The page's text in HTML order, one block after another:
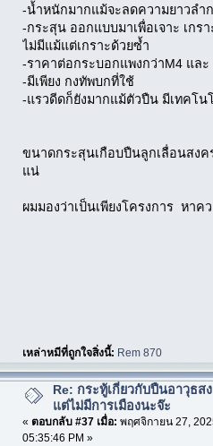
-น้ำหนักมากแม้จะลดความยาวลำ
-กระสุน ออกแบบมาเพื่อเจาะ เก
ไม่มีแม้แต่เกราะด้วยซ้ำ
-ราคาต่อกระบอกแพงกว่าM4 แล
-มีเพียง กงทัพบกที่ใช้
-แรวดีดก็ยังมากแม้ตัวปืน มีเทคโน
ขนาดกระสุนเกือบปืนลูกเลื่อนสง
แน่
ผมมองว่าเป็นเพียงโครงการ หา
เหล่าหมีที่ถูกใจสิ่งนี้: Rem 870
Re: กระทู้เกี่ยวกับปืนอาวุธส
แต่ไม่มีการเมืองนะจ๊ะ
« ตอบกลับ #37 เมื่อ: พฤศจิกายน 27,
05:35:46 PM »